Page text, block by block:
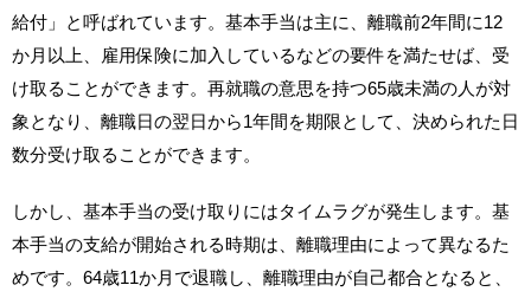
給付」と呼ばれています。基本手当は主に、離職前2年間に12
か月以上、雇用保険に加入しているなどの要件を満たせば、受
け取ることができます。再就職の意思を持つ65歳未満の人が対
象となり、離職日の翌日から1年間を期限として、決められた日
数分受け取ることができます。
しかし、基本手当の受け取りにはタイムラグが発生します。基
本手当の支給が開始される時期は、離職理由によって異なるた
めです。64歳11か月で退職し、離職理由が自己都合となると、